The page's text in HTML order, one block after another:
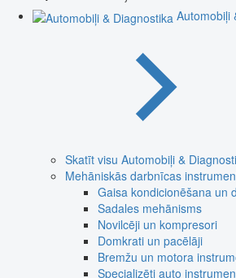
Automobiļi
Skatīt visu Automobiļi &
Mehāniskās darbnīcas
Gaisa kondicionēšana un
Sadales mehānisms
Novilcēji un kompresori
Domkrati un pacēlāji
Bremžu un motora
Specializēti auto